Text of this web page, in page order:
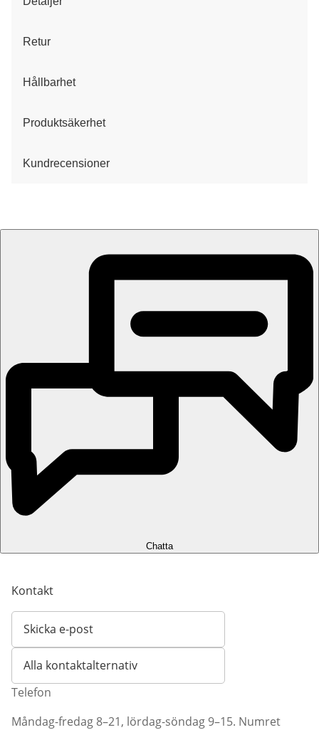
Retur
Hållbarhet
Produktsäkerhet
Kundrecensioner
Chatta
Kontakt
Skicka e-post
Öppnar e-postklient
Alla kontaktalternativ
Telefon
Måndag-fredag 8–21, lördag-söndag 9–15. Numret